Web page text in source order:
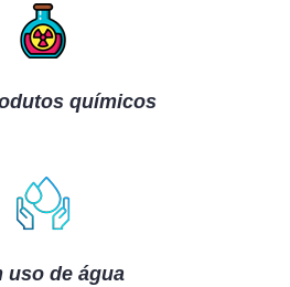
químicos
uso de água